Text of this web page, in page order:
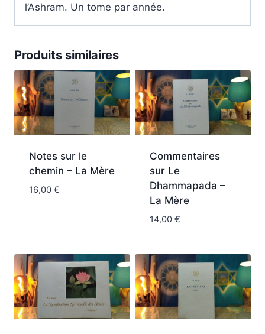
l’Ashram. Un tome par année.
Produits similaires
Notes sur le
chemin – La Mère
16,00 €
Commentaires
sur Le
Dhammapada –
La Mère
14,00 €